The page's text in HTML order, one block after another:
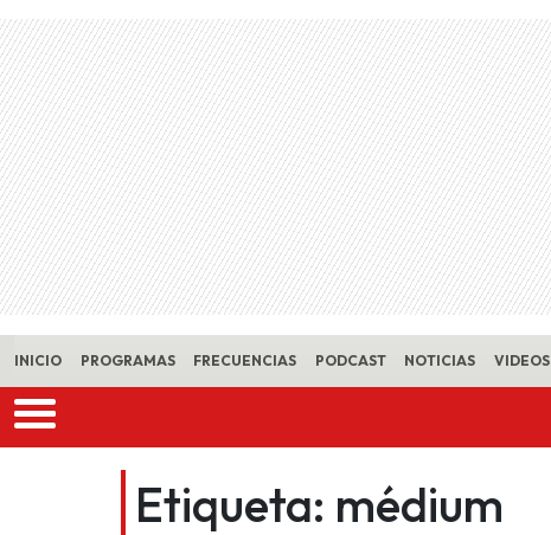
Skip to main content
INICIO PROGRAMAS FRECUENCIAS PODCAST NOTICIAS VIDEOS
Etiqueta: médium